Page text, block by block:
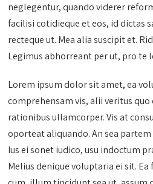
neglegentur, quando viderer
facilisi cotidieque et eos, id dictas
recteque ut. Mea alia suscipit et.
Legimus abhorreant per ut, pro te
Lorem ipsum dolor sit amet, ea
comprehensam vis, alii veritus
rationibus ullamcorper. Vis at
oporteat aliquando. An sea
Ius ei sonet iudico, usu indoctum
Melius denique voluptaria ei sit.